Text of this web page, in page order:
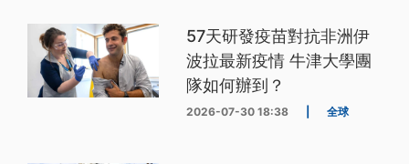
57天研發疫苗對抗非洲伊
波拉最新疫情 牛津大學團
隊如何辦到？
2026-07-30 18:38 全球